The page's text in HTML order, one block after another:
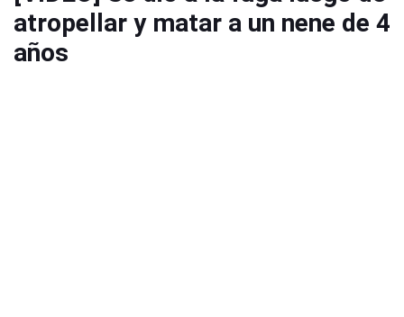
atropellar y matar a un nene de 4
años